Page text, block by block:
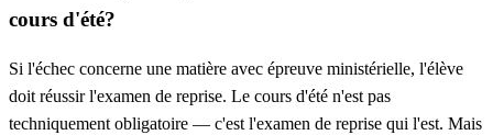
cours d'été?
Si l'échec concerne une matière avec épreuve ministérielle, l'élève
doit réussir l'examen de reprise. Le cours d'été n'est pas
techniquement obligatoire — c'est l'examen de reprise qui l'est. Mais